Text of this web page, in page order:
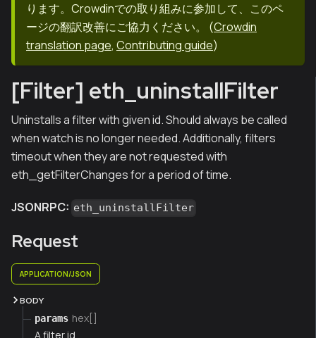
ります。Crowdinでの取り組みに参加して、このペ
ージの翻訳改善にご協力ください。
(Crowdin
translation page, Contributing guide)
[Filter] eth_uninstallFilter
Uninstalls a filter with given id. Should always be called
when watch is no longer needed. Additionally, filters
timeout when they are not requested with
eth_getFilterChanges for a period of time.
JSONRPC: eth_uninstallFilter
Request
APPLICATION/JSON
BODY
params hex[]
A filter id